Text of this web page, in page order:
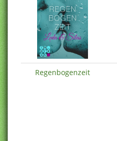
Regenbogenzeit